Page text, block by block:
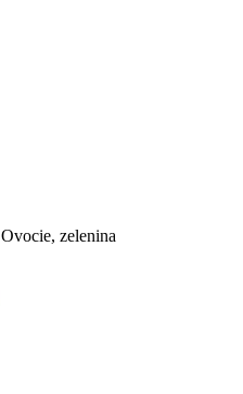
Ovocie, zelenina